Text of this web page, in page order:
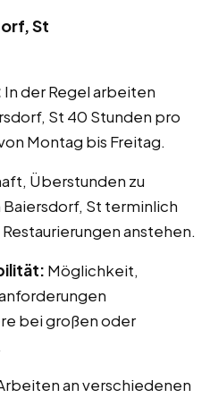
St
In der Regel arbeiten
St 40 Stunden pro
Montag bis Freitag.
Überstunden zu
St terminlich
anstehen.
Möglichkeit,
bei großen oder
an verschiedenen